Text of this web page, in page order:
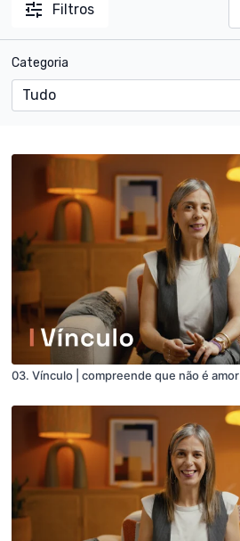
Filtros
Categoria
03. Vínculo | compreende que não é amor